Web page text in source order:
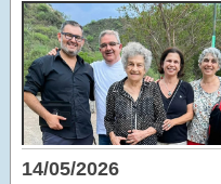
14/05/2026